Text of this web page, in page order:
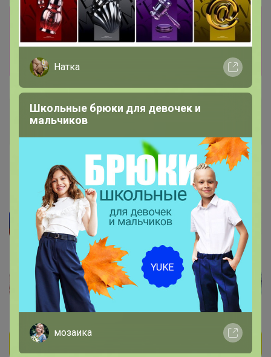
Информация о заказах доступна
лишь членам клуба
Артемида
12 августа, 2024 15:04
Натка
Школьные брюки для девочек и
мальчиков
мозаика